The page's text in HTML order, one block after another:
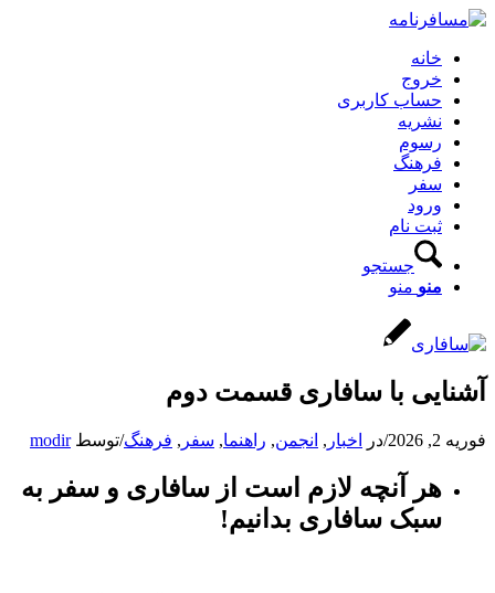
خانه
خروج
حساب کاربری
نشریه
رسوم
فرهنگ
سفر
ورود
ثبت نام
جستجو
منو منو
آشنایی با سافاری قسمت دوم
فوریه 2, 2026 /در اخبار , انجمن, راهنما, سفر , فرهنگ/توسطmodir
هر آنچه لازم است از سافاری و سفر به
سبک سافاری بدانیم!